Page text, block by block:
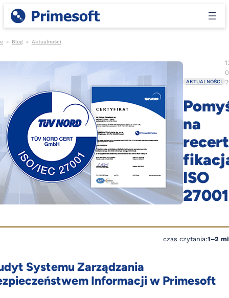
» Blog » Aktualności
AKTUALNOŚCI
na
ISO
27001
czas czytania:1–2
Systemu Zarządzania
Informacji w Primesoft